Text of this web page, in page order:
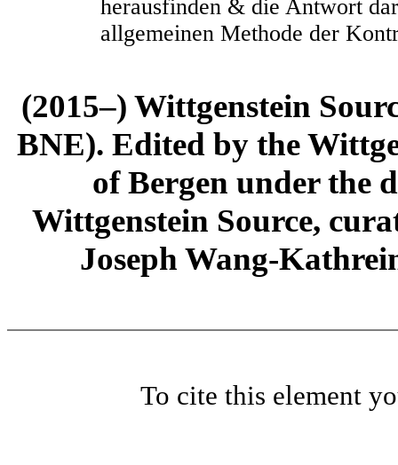
herausfinden & die Antwort
allgemeinen Methode der
(2015–) Wittgenstein
BNE). Edited by the
of Bergen under the
Wittgenstein Source,
Joseph Wang-
To cite this element